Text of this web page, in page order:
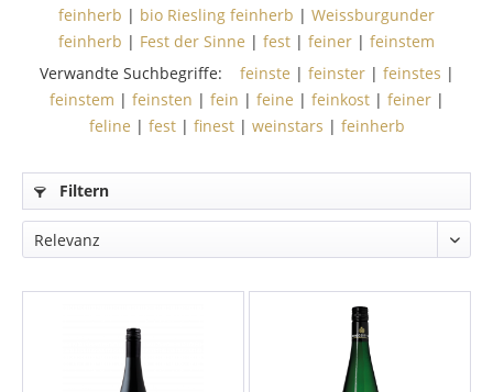
feinherb | bio Riesling feinherb | Weissburgunder
feinherb | Fest der Sinne | fest | feiner | feinstem
Verwandte Suchbegriffe:
feinste | feinster| feinstes |
feinstem | feinsten | fein | feine | feinkost| feiner|
feline | fest| finest| weinstars | feinherb
Filtern